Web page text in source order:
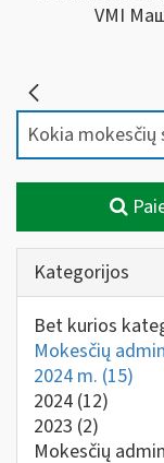
VMI
Kategorijos
Bet kurios
Mokesčių
2024 m. (15)
2024 (12)
2023 (2)
Mokesčių